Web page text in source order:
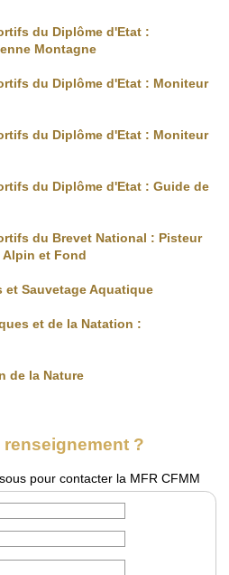
du Diplôme d'Etat :
Montagne
du Diplôme d'Etat : Moniteur
du Diplôme d'Etat : Moniteur
du Diplôme d'Etat : Guide de
du Brevet National : Pisteur
Alpin et Fond
et Sauvetage Aquatique
et de la Natation :
de la Nature
?
pour contacter la MFR CFMM